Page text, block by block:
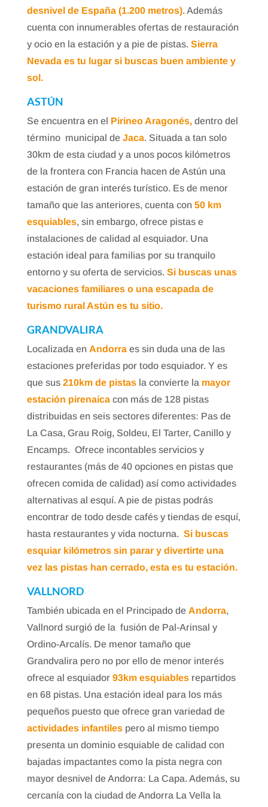
desnivel de España (1.200 metros). Además
cuenta con innumerables ofertas de restauración
y ocio en la estación y a pie de pistas. Sierra
Nevada es tu lugar si buscas buen ambiente y
sol.
ASTÚN
Se encuentra en el Pirineo Aragonés,dentro del
término municipal de Jaca. Situada a tan solo
30km de esta ciudad y a unos pocos kilómetros
de la frontera con Francia hacen de Astún una
estación de gran interés turístico. Es de menor
tamaño que las anteriores, cuenta con50 km
esquiables, sin embargo, ofrece pistas e
instalaciones de calidad al esquiador. Una
estación ideal para familias por su tranquilo
entorno y su oferta de servicios. Si buscas unas
vacaciones familiares o una escapada de
turismo rural Astún es tu sitio.
GRANDVALIRA
Localizada en Andorra es sin duda una de las
estaciones preferidas por todo esquiador. Y es
que sus 210km de pistasla convierte lamayor
estación pirenaicacon más de 128 pistas
distribuidas en seis sectores diferentes: Pas de
La Casa, Grau Roig, Soldeu, El Tarter, Canillo y
Encamps. Ofrece incontables servicios y
restaurantes (más de 40 opciones en pistas que
ofrecen comida de calidad) así como actividades
alternativas al esquí. A pie de pistas podrás
encontrar de todo desde cafés y tiendas de esquí,
hasta restaurantes y vida nocturna. Si buscas
esquiar kilómetros sin parar y divertirte una
vez las pistas han cerrado, esta es tu estación.
VALLNORD
También ubicada en el Principado de Andorra,
Vallnord surgió de la fusión de Pal-Arinsal y
Ordino-Arcalís. De menor tamaño que
Grandvalira pero no por ello de menor interés
ofrece al esquiador93km esquiables repartidos
en 68 pistas. Una estación ideal para los más
pequeños puesto que ofrece gran variedad de
actividades infantiles pero al mismo tiempo
presenta un dominio esquiable de calidad con
bajadas impactantes como la pista negra con
mayor desnivel de Andorra: La Capa. Además, su
cercanía con la ciudad de Andorra La Vella la